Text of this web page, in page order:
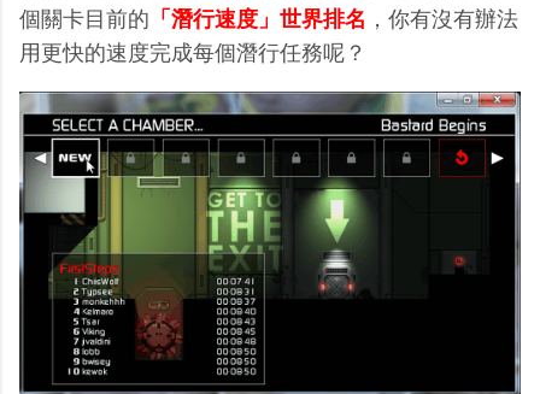
個關卡目前的 「潛行速度」世界排名 ，你有沒有辦法
用更快的速度完成每個潛行任務呢？